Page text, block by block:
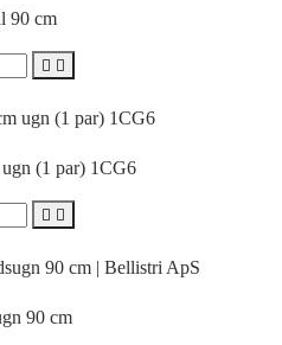
90 cm
 
(1 par) 1CG6
 
90 cm